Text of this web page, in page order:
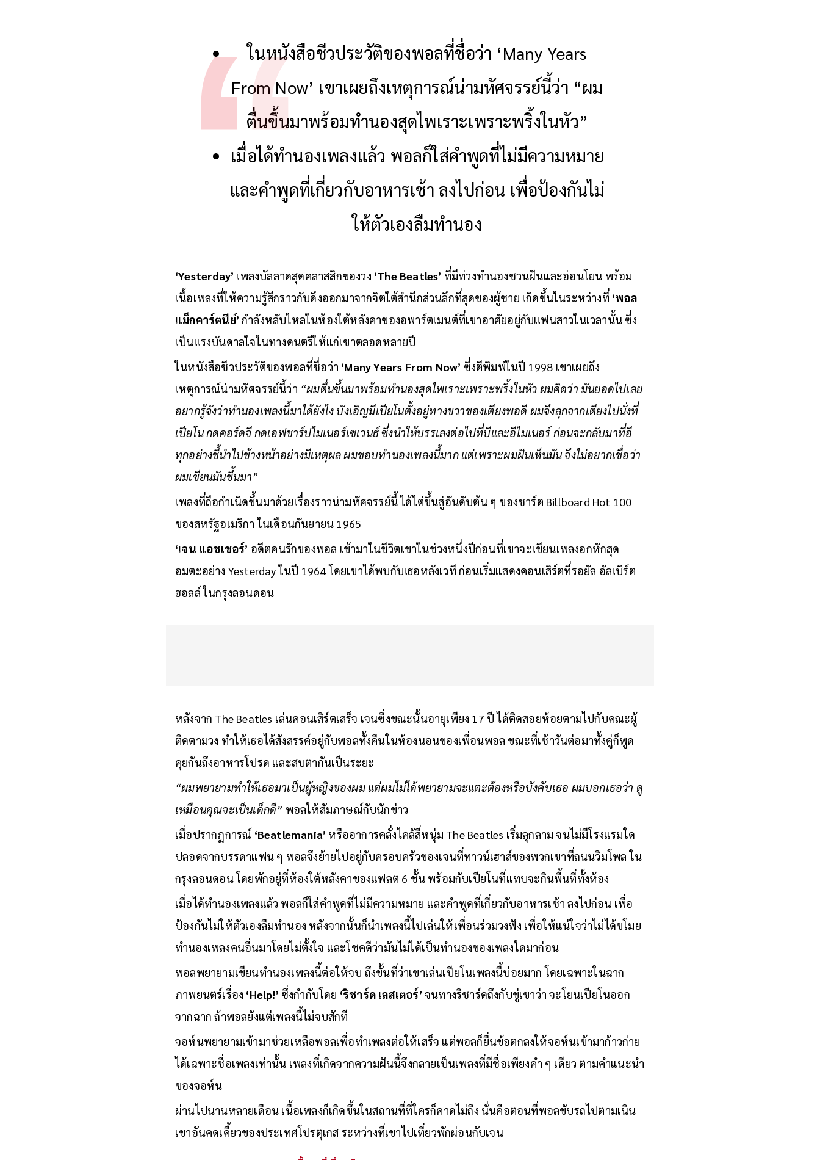
ในหนังสือชีวประวัติของพอลที่ชื่อว่า ‘Many Years
From Now’ เขาเผยถึงเหตุการณ์น่ามหัศจรรย์นี้ว่า “ผม
ตื่นขึ้นมาพร้อมทำนองสุดไพเราะเพราะพริ้งในหัว”
เมื่อได้ทำนองเพลงแล้ว พอลก็ใส่คำพูดที่ไม่มีความหมาย
และคำพูดที่เกี่ยวกับอาหารเช้า ลงไปก่อน เพื่อป้องกันไม่
ให้ตัวเองลืมทำนอง
‘Yesterday’ เพลงบัลลาดสุดคลาสสิกของวง ‘The Beatles’ ที่มีท่วงทำนองชวนฝันและอ่อนโยน พร้อม
เนื้อเพลงที่ให้ความรู้สึกราวกับดึงออกมาจากจิตใต้สำนึกส่วนลึกที่สุดของผู้ชาย เกิดขึ้นในระหว่างที่ ‘พอล
แม็กคาร์ตนีย์’กำลังหลับไหลในห้องใต้หลังคาของอพาร์ตเมนต์ที่เขาอาศัยอยู่กับแฟนสาวในเวลานั้น ซึ่ง
เป็นแรงบันดาลใจในทางดนตรีให้แก่เขาตลอดหลายปี
ในหนังสือชีวประวัติของพอลที่ชื่อว่า ‘Many Years From Now’ ซึ่งตีพิมพ์ในปี 1998 เขาเผยถึง
เหตุการณ์น่ามหัศจรรย์นี้ว่า “ผมตื่นขึ้นมาพร้อมทำนองสุดไพเราะเพราะพริ้งในหัว ผมคิดว่า มันยอดไปเลย
อยากรู้จังว่าทำนองเพลงนี้มาได้ยังไง บังเอิญมีเปียโนตั้งอยู่ทางขวาของเตียงพอดี ผมจึงลุกจากเตียงไปนั่งที่
เปียโน กดคอร์ดจี กดเอฟชาร์ปไมเนอร์เซเวนธ์ ซึ่งนำให้บรรเลงต่อไปที่บีและอีไมเนอร์ ก่อนจะกลับมาที่อี
ทุกอย่างชี้นำไปข้างหน้าอย่างมีเหตุผล ผมชอบทำนองเพลงนี้มาก แต่เพราะผมฝันเห็นมัน จึงไม่อยากเชื่อว่า
ผมเขียนมันขึ้นมา”
เพลงที่ถือกำเนิดขึ้นมาด้วยเรื่องราวน่ามหัศจรรย์นี้ ได้ไต่ขึ้นสู่อันดับต้น ๆ ของชาร์ต Billboard Hot 100
ของสหรัฐอเมริกา ในเดือนกันยายน 1965
‘เจน แอชเชอร์’ อดีตคนรักของพอล เข้ามาในชีวิตเขาในช่วงหนึ่งปีก่อนที่เขาจะเขียนเพลงอกหักสุด
อมตะอย่าง Yesterday ในปี 1964 โดยเขาได้พบกับเธอหลังเวที ก่อนเริ่มแสดงคอนเสิร์ตที่รอยัล อัลเบิร์ต
ฮอลล์ ในกรุงลอนดอน
หลังจาก The Beatles เล่นคอนเสิร์ตเสร็จ เจนซึ่งขณะนั้นอายุเพียง 17 ปี ได้ติดสอยห้อยตามไปกับคณะผู้
ติดตามวง ทำให้เธอได้สังสรรค์อยู่กับพอลทั้งคืนในห้องนอนของเพื่อนพอล ขณะที่เช้าวันต่อมาทั้งคู่ก็พูด
คุยกันถึงอาหารโปรด และสบตากันเป็นระยะ
“ผมพยายามทำให้เธอมาเป็นผู้หญิงของผม แต่ผมไม่ได้พยายามจะแตะต้องหรือบังคับเธอ ผมบอกเธอว่า ดู
เหมือนคุณจะเป็นเด็กดี” พอลให้สัมภาษณ์กับนักข่าว
เมื่อปรากฎการณ์ ‘Beatlemania’ หรืออาการคลั่งไคล้สี่หนุ่ม The Beatles เริ่มลุกลาม จนไม่มีโรงแรมใด
ปลอดจากบรรดาแฟน ๆ พอลจึงย้ายไปอยู่กับครอบครัวของเจนที่ทาวน์เฮาส์ของพวกเขาที่ถนนวิมโพล ใน
กรุงลอนดอน โดยพักอยู่ที่ห้องใต้หลังคาของแฟลต 6 ชั้น พร้อมกับเปียโนที่แทบจะกินพื้นที่ทั้งห้อง
เมื่อได้ทำนองเพลงแล้ว พอลก็ใส่คำพูดที่ไม่มีความหมาย และคำพูดที่เกี่ยวกับอาหารเช้า ลงไปก่อน เพื่อ
ป้องกันไม่ให้ตัวเองลืมทำนอง หลังจากนั้นก็นำเพลงนี้ไปเล่นให้เพื่อนร่วมวงฟัง เพื่อให้แน่ใจว่าไม่ได้ขโมย
ทำนองเพลงคนอื่นมาโดยไม่ตั้งใจ และโชคดีว่ามันไม่ได้เป็นทำนองของเพลงใดมาก่อน
พอลพยายามเขียนทำนองเพลงนี้ต่อให้จบ ถึงขั้นที่ว่าเขาเล่นเปียโนเพลงนี้บ่อยมาก โดยเฉพาะในฉาก
ภาพยนตร์เรื่อง ‘Help!’ ซึ่งกำกับโดย ‘ริชาร์ด เลสเตอร์’จนทางริชาร์ดถึงกับขู่เขาว่า จะโยนเปียโนออก
จากฉาก ถ้าพอลยังแต่เพลงนี้ไม่จบสักที
จอห์นพยายามเข้ามาช่วยเหลือพอลเพื่อทำเพลงต่อให้เสร็จ แต่พอลก็ยื่นข้อตกลงให้จอห์นเข้ามาก้าวก่าย
ได้เฉพาะชื่อเพลงเท่านั้น เพลงที่เกิดจากความฝันนี้จึงกลายเป็นเพลงที่มีชื่อเพียงคำ ๆ เดียว ตามคำแนะนำ
ของจอห์น
ผ่านไปนานหลายเดือน เนื้อเพลงก็เกิดขึ้นในสถานที่ที่ใครก็คาดไม่ถึง นั่นคือตอนที่พอลขับรถไปตามเนิน
เขาอันคดเคี้ยวของประเทศโปรตุเกส ระหว่างที่เขาไปเที่ยวพักผ่อนกับเจน